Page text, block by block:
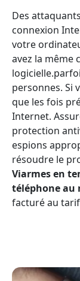
Des
connexion
votre
avez la même
personnes. Si
que les fois
Internet.
protection
espions
résoudre le
Viarmes en
téléphone au
facturé au tarif